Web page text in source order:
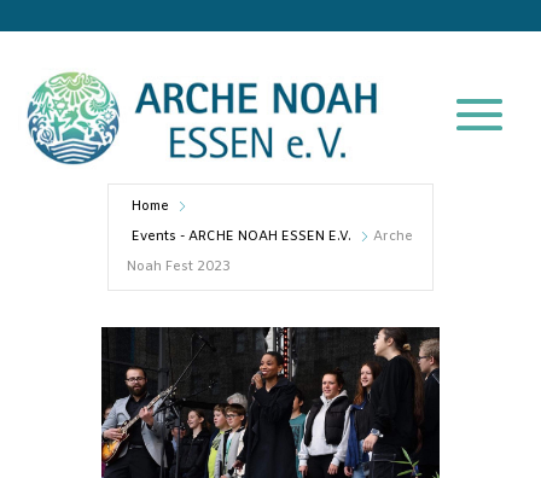
Home
Events - ARCHE NOAH ESSEN E.V.
Arche
Noah Fest 2023